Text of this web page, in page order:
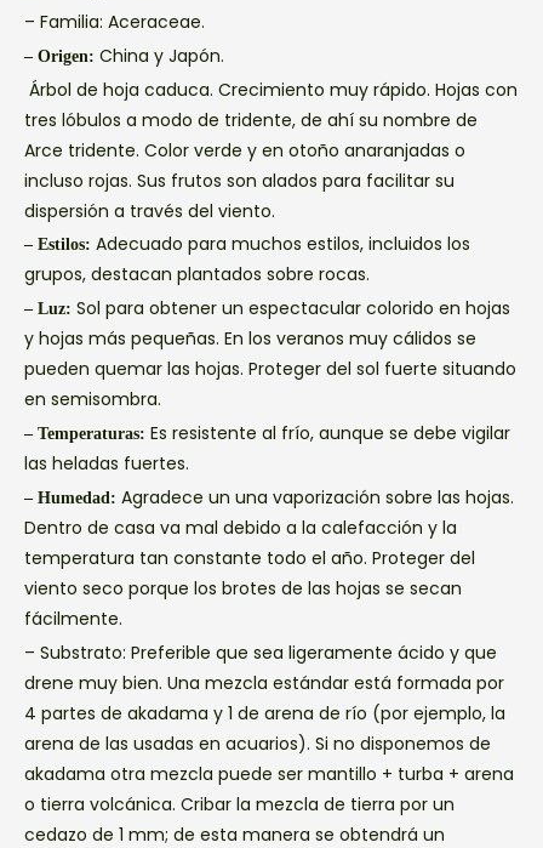
– Familia: Aceraceae.
– Origen: China y Japón.
Árbol de hoja caduca. Crecimiento muy rápido. Hojas con
tres lóbulos a modo de tridente, de ahí su nombre de
Arce tridente. Color verde y en otoño anaranjadas o
incluso rojas. Sus frutos son alados para facilitar su
dispersión a través del viento.
– Estilos: Adecuado para muchos estilos, incluidos los
grupos, destacan plantados sobre rocas.
– Luz: Sol para obtener un espectacular colorido en hojas
y hojas más pequeñas. En los veranos muy cálidos se
pueden quemar las hojas. Proteger del sol fuerte situando
en semisombra.
– Temperaturas: Es resistente al frío, aunque se debe vigilar
las heladas fuertes.
– Humedad: Agradece un una vaporización sobre las hojas.
Dentro de casa va mal debido a la calefacción y la
temperatura tan constante todo el año. Proteger del
viento seco porque los brotes de las hojas se secan
fácilmente.
– Substrato: Preferible que sea ligeramente ácido y que
drene muy bien. Una mezcla estándar está formada por
4 partes de akadama y 1 de arena de río (por ejemplo, la
arena de las usadas en acuarios). Si no disponemos de
akadama otra mezcla puede ser mantillo + turba + arena
o tierra volcánica. Cribar la mezcla de tierra por un
cedazo de 1 mm; de esta manera se obtendrá un